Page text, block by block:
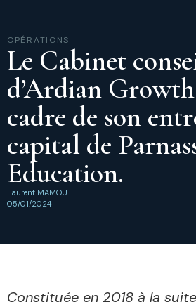
OPÉRATIONS
Le Cabinet
d’Ardian
cadre de son
capital de
Education.
Laurent MAMOU
05/01/2024
Constituée en 2018 à la